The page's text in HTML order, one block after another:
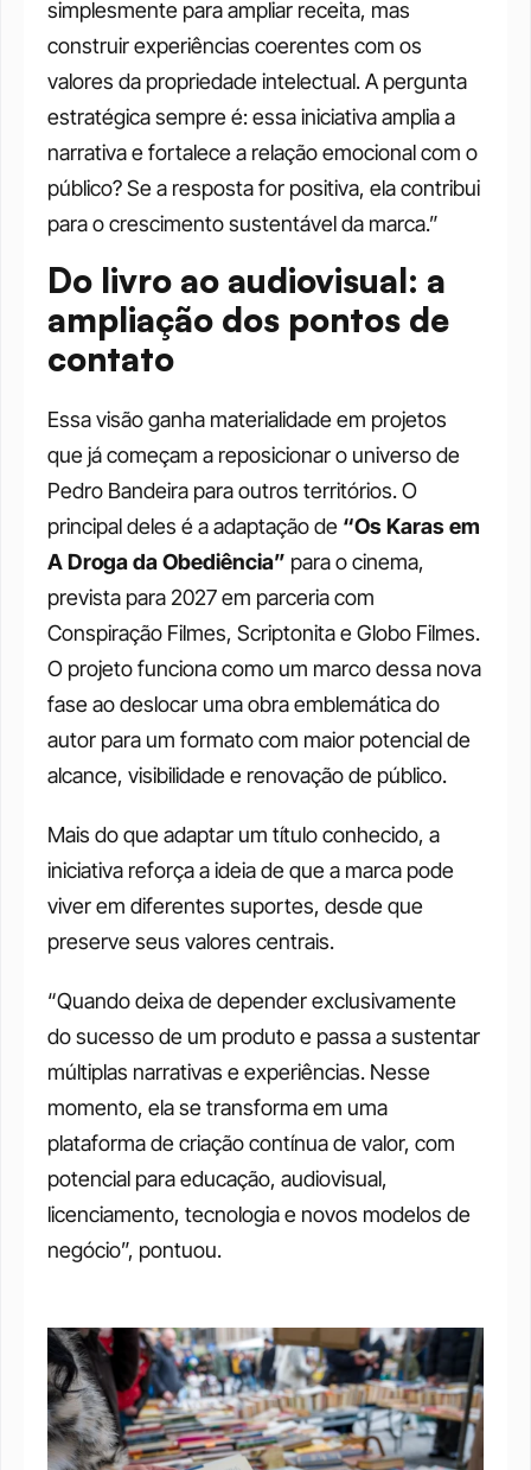
simplesmente para ampliar receita, mas
construir experiências coerentes com os
valores da propriedade intelectual. A pergunta
estratégica sempre é: essa iniciativa amplia a
narrativa e fortalece a relação emocional com o
público? Se a resposta for positiva, ela contribui
para o crescimento sustentável da marca.”
Do livro ao audiovisual: a
ampliação dos pontos de
contato
Essa visão ganha materialidade em projetos
que já começam a reposicionar o universo de
Pedro Bandeira para outros territórios. O
principal deles é a adaptação de “Os Karas em
A Droga da Obediência” para o cinema,
prevista para 2027 em parceria com
Conspiração Filmes, Scriptonita e Globo Filmes.
O projeto funciona como um marco dessa nova
fase ao deslocar uma obra emblemática do
autor para um formato com maior potencial de
alcance, visibilidade e renovação de público.
Mais do que adaptar um título conhecido, a
iniciativa reforça a ideia de que a marca pode
viver em diferentes suportes, desde que
preserve seus valores centrais.
“Quando deixa de depender exclusivamente
do sucesso de um produto e passa a sustentar
múltiplas narrativas e experiências. Nesse
momento, ela se transforma em uma
plataforma de criação contínua de valor, com
potencial para educação, audiovisual,
licenciamento, tecnologia e novos modelos de
negócio”, pontuou.